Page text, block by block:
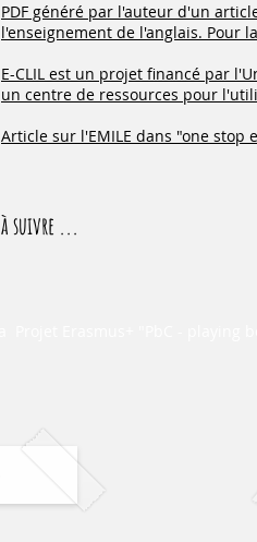
PDF généré par l'auteur d'un
l'enseignement de l'anglais. Pour
E-CLIL est un projet financé par
un centre de ressources pour
Article sur l'EMILE dans "one stop
à suivre ...